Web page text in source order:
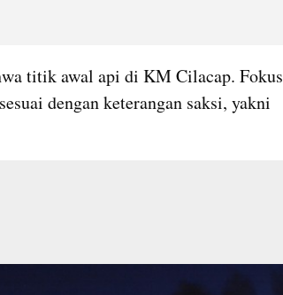
titik awal api di KM Cilacap. Fokus
dengan keterangan saksi, yakni